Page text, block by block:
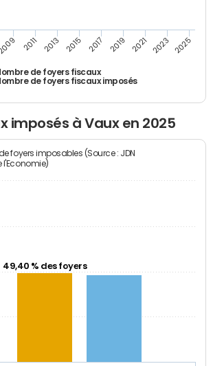
de foyers fiscaux
de foyers fiscaux imposés
2011 2013 2015 2017 2019 2021 2023 2025
imposés à Vaux en 2025
foyers imposables (Source : JDN
l'Economie)
49,40 % des foyers